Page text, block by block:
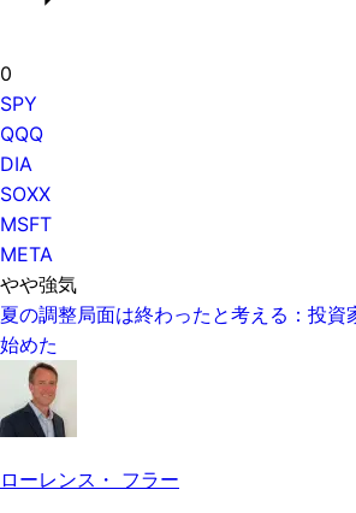
0
SPY
QQQ
DIA
SOXX
MSFT
META
やや強気
夏の調整局面は終わったと考える：投資
始めた
ローレンス・ フラー